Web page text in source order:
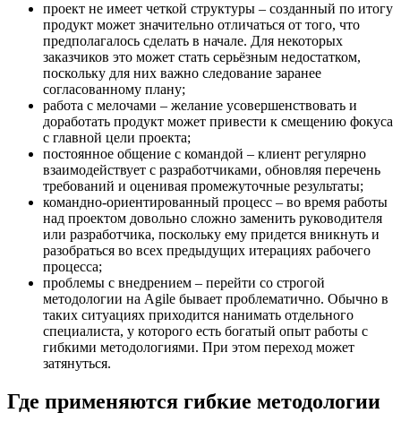
проект не имеет четкой структуры – созданный по итогу
продукт может значительно отличаться от того, что
предполагалось сделать в начале. Для некоторых
заказчиков это может стать серьёзным недостатком,
поскольку для них важно следование заранее
согласованному плану;
работа с мелочами – желание усовершенствовать и
доработать продукт может привести к смещению фокуса
с главной цели проекта;
постоянное общение с командой – клиент регулярно
взаимодействует с разработчиками, обновляя перечень
требований и оценивая промежуточные результаты;
командно-ориентированный процесс – во время работы
над проектом довольно сложно заменить руководителя
или разработчика, поскольку ему придется вникнуть и
разобраться во всех предыдущих итерациях рабочего
процесса;
проблемы с внедрением – перейти со строгой
методологии на Agile бывает проблематично. Обычно в
таких ситуациях приходится нанимать отдельного
специалиста, у которого есть богатый опыт работы с
гибкими методологиями. При этом переход может
затянуться.
Где применяются гибкие методологии